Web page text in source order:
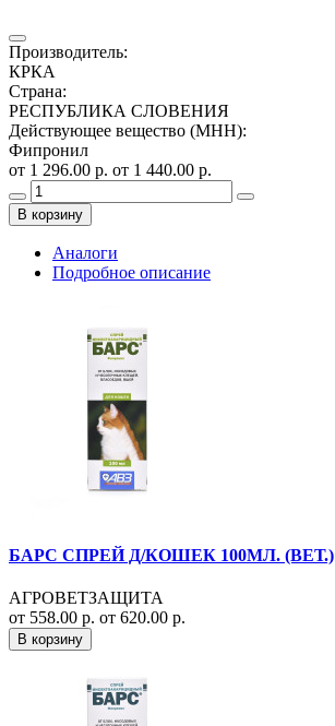
Производитель:
КРКА
Страна:
РЕСПУБЛИКА СЛОВЕНИЯ
Действующее вещество (МНН):
Фипронил
от 1 296.00 р. от 1 440.00 р.
В корзину
Аналоги
Подробное описание
БАРС СПРЕЙ Д/КОШЕК 100МЛ. (ВЕТ.)
АГРОВЕТЗАЩИТА
от 558.00 р. от 620.00 р.
В корзину